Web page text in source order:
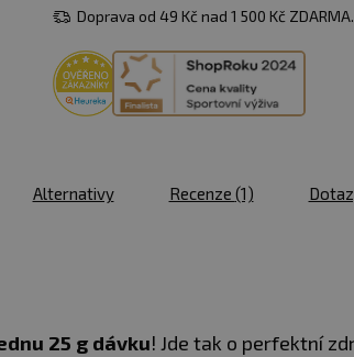
Doprava od 49 Kč nad 1 500 Kč ZDARMA.
Alternativy Recenze (1)
25 g dávku! Jde tak o perfektní